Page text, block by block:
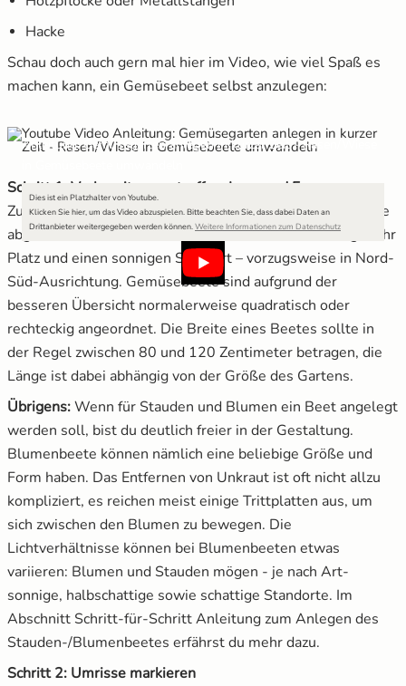
Hacke
Schau doch auch gern mal hier im Video, wie viel Spaß es
machen kann, ein Gemüsebeet selbst anzulegen:
Anleitung: Gemüsegarten anlegen in kurzer Zeit - Rasen/Wiese
Dies ist ein Platzhalter von Youtube.
Klicken Sie hier, um das Video abzuspielen.Bitte beachten Sie, dass dabei Daten an
Drittanbieter weitergegeben werden können.Weitere Informationen zum Datenschutz
Schritt 1: Vorbereitungen treffen: Lage und Form
Zuerst sollten Fragen bezüglich Standort, Form und Größe
abgeklärt werden. Ein Gemüsebeet braucht ein wenig mehr
Platz und einen sonnigen Standort – vorzugsweise in Nord-
Süd-Ausrichtung. Gemüsebeete sind aufgrund der
besseren Übersicht normalerweise quadratisch oder
rechteckig angeordnet. Die Breite eines Beetes sollte in
der Regel zwischen 80 und 120 Zentimeter betragen, die
Länge ist dabei abhängig von der Größe des Gartens.
Übrigens:Wenn für Stauden und Blumen ein Beet angelegt
werden soll, bist du deutlich freier in der Gestaltung.
Blumenbeete können nämlich eine beliebige Größe und
Form haben. Das Entfernen von Unkraut ist oft nicht allzu
kompliziert, es reichen meist einige Trittplatten aus, um
sich zwischen den Blumen zu bewegen. Die
Lichtverhältnisse können bei Blumenbeeten etwas
variieren: Blumen und Stauden mögen - je nach Art-
sonnige, halbschattige sowie schattige Standorte. Im
Abschnitt Schritt-für-Schritt Anleitung zum Anlegen des
Stauden-/Blumenbeetes erfährst du mehr dazu.
Schritt 2: Umrisse markieren